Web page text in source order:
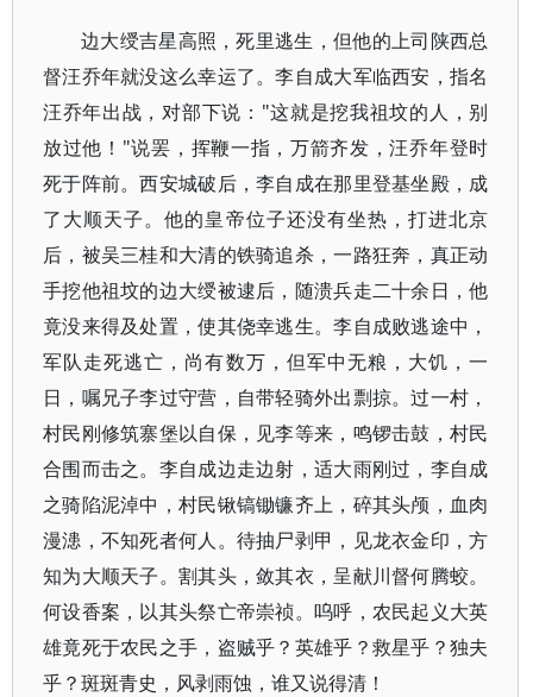
边大绶吉星高照，死里逃生，但他的上司陕西总
督汪乔年就没这么幸运了。李自成大军临西安，指名
汪乔年出战，对部下说："这就是挖我祖坟的人，别
放过他！"说罢，挥鞭一指，万箭齐发，汪乔年登时
死于阵前。西安城破后，李自成在那里登基坐殿，成
了大顺天子。他的皇帝位子还没有坐热，打进北京
后，被吴三桂和大清的铁骑追杀，一路狂奔，真正动
手挖他祖坟的边大绶被逮后，随溃兵走二十余日，他
竟没来得及处置，使其侥幸逃生。李自成败逃途中，
军队走死逃亡，尚有数万，但军中无粮，大饥，一
日，嘱兄子李过守营，自带轻骑外出剽掠。过一村，
村民刚修筑寨堡以自保，见李等来，鸣锣击鼓，村民
合围而击之。李自成边走边射，适大雨刚过，李自成
之骑陷泥淖中，村民锹镐锄镰齐上，碎其头颅，血肉
漫漶，不知死者何人。待抽尸剥甲，见龙衣金印，方
知为大顺天子。割其头，敛其衣，呈献川督何腾蛟。
何设香案，以其头祭亡帝崇祯。呜呼，农民起义大英
雄竟死于农民之手，盗贼乎？英雄乎？救星乎？独夫
乎？斑斑青史，风剥雨蚀，谁又说得清！